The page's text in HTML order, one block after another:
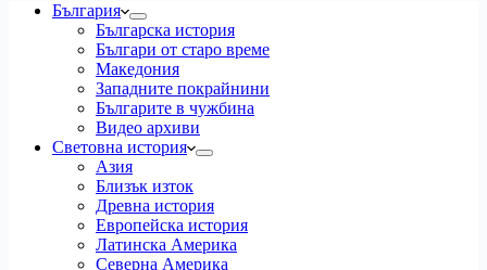
България
Българска история
Българи от старо време
Македония
Западните покрайнини
Българите в чужбина
Видео архиви
Световна история
Азия
Близък изток
Древна история
Европейска история
Латинска Америка
Северна Америка